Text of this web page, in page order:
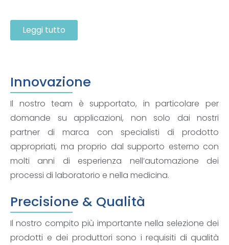
Leggi tutto
Innovazione
Il nostro team è supportato, in particolare per
domande su applicazioni, non solo dai nostri
partner di marca con specialisti di prodotto
appropriati, ma proprio dal supporto esterno con
molti anni di esperienza nell’automazione dei
processi di laboratorio e nella medicina.
Precisione & Qualità
Il nostro compito più importante nella selezione dei
prodotti e dei produttori sono i requisiti di qualità